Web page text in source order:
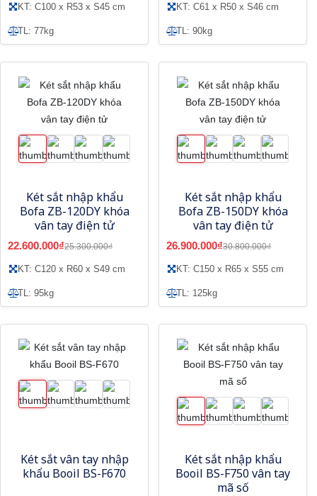
KT: C100 x R53 x S45 cm
TL: 77kg
KT: C61 x R50 x S46 cm
TL: 90kg
Két sắt nhập khẩu
Bofa ZB-120DY khóa
vân tay điện tử
22.600.000₫25.300.000₫
KT: C120 x R60 x S49 cm
TL: 95kg
Két sắt nhập khẩu
Bofa ZB-150DY khóa
vân tay điện tử
26.900.000₫30.800.000₫
KT: C150 x R65 x S55 cm
TL: 125kg
Két sắt vân tay nhập
khẩu Booil BS-F670
Két sắt nhập khẩu
Booil BS-F750 vân tay
mã số